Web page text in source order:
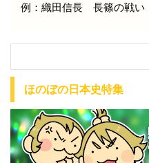
例：織田信長 長篠の戦い
ほのぼの日本史特集